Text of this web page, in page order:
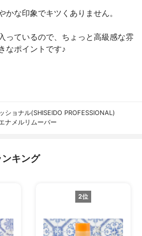
かな印象でキツくありません。
っているので、ちょっと高級感な雰
なポイントです♪
ショナル(SHISEIDO PROFESSIONAL)
ナメルリムーバー
キング
2位